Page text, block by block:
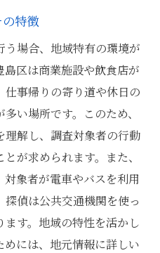
無の重要性
が語る東京都豊島区で
極め方
クの重要性
ーン分析
活かした手法
調査プランの提案
活用法
特徴
場合、地域特有の環境が
区は商業施設や飲食店が
事帰りの寄り道や休日の
い場所です。このため、
解し、調査対象者の行動
が求められます。また、
象者が電車やバスを利用
探偵は公共交通機関を使っ
す。地域の特性を活かし
には、地元情報に詳しい